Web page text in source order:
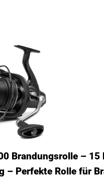
Brandungsrolle –
– Perfekte Rolle für